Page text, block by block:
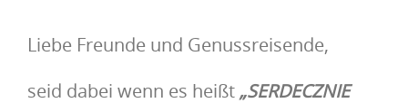
Liebe Freunde und Genussreisende,
seid dabei wenn es heißt„SERDECZNIE